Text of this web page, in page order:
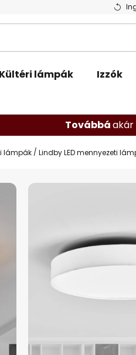
Kültéri lámpák Izzók
Továbbáakár
lámpák Lindby LED mennyezeti